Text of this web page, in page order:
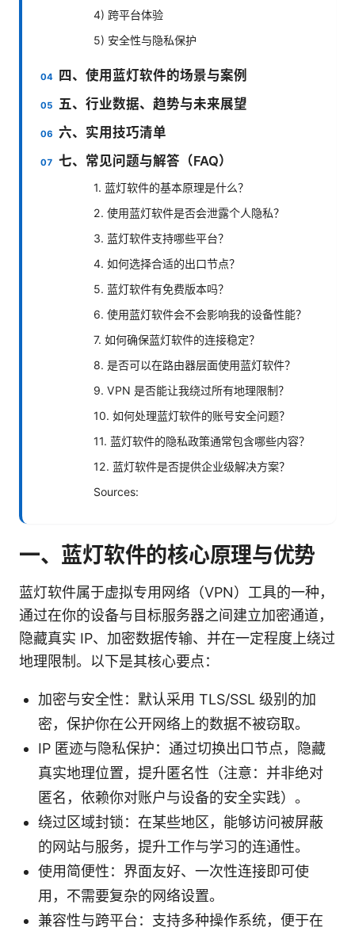
4) 跨平台体验
5) 安全性与隐私保护
四、使用蓝灯软件的场景与案例
五、行业数据、趋势与未来展望
六、实用技巧清单
七、常见问题与解答（FAQ）
1. 蓝灯软件的基本原理是什么？
2. 使用蓝灯软件是否会泄露个人隐私？
3. 蓝灯软件支持哪些平台？
4. 如何选择合适的出口节点？
5. 蓝灯软件有免费版本吗？
6. 使用蓝灯软件会不会影响我的设备性能？
7. 如何确保蓝灯软件的连接稳定？
8. 是否可以在路由器层面使用蓝灯软件？
9. VPN 是否能让我绕过所有地理限制？
10. 如何处理蓝灯软件的账号安全问题？
11. 蓝灯软件的隐私政策通常包含哪些内容？
12. 蓝灯软件是否提供企业级解决方案？
Sources:
一、蓝灯软件的核心原理与优势
蓝灯软件属于虚拟专用网络（VPN）工具的一种，
通过在你的设备与目标服务器之间建立加密通道，
隐藏真实 IP、加密数据传输、并在一定程度上绕过
地理限制。以下是其核心要点：
加密与安全性：默认采用 TLS/SSL 级别的加
密，保护你在公开网络上的数据不被窃取。
IP 匿迹与隐私保护：通过切换出口节点，隐藏
真实地理位置，提升匿名性（注意：并非绝对
匿名，依赖你对账户与设备的安全实践）。
绕过区域封锁：在某些地区，能够访问被屏蔽
的网站与服务，提升工作与学习的连通性。
使用简便性：界面友好、一次性连接即可使
用，不需要复杂的网络设置。
兼容性与跨平台：支持多种操作系统，便于在